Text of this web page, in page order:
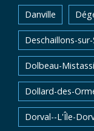
Danville
Deschaillons-
Dolbeau-
Dollard-des-
Dorval--L'Île-